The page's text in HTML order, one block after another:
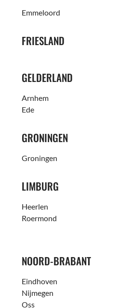
Emmeloord
FRIESLAND
GELDERLAND
Arnhem
Ede
GRONINGEN
Groningen
LIMBURG
Heerlen
Roermond
NOORD-BRABANT
Eindhoven
Nijmegen
Oss